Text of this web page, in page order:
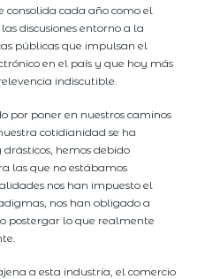
consolida cada año como el
discusiones entorno a la
públicas que impulsan el
en el país y que hoy más
indiscutible.
por poner en nuestros caminos
cotidianidad se ha
hemos debido
las que no estábamos
nos han impuesto el
nos han obligado a
postergar lo que realmente
a esta industria, el comercio